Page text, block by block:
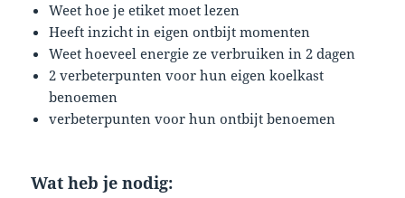
Weet hoe je etiket moet lezen
Heeft inzicht in eigen ontbijt momenten
Weet hoeveel energie ze verbruiken in 2 dagen
2 verbeterpunten voor hun eigen koelkast
benoemen
verbeterpunten voor hun ontbijt benoemen
Wat heb je nodig: